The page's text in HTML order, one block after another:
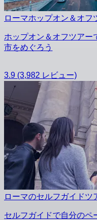
ローマホップオン＆オフ
ホップオン＆オフツアー
市をめぐろう
3.9 (3,982 レビュー)
ローマのセルフガイドツ
セルフガイドで自分のペ